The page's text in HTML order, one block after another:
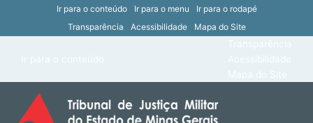
Ir para o conteúdo Ir para o menu
Ir para o rodapé
Transparência
Acessibilidade Mapa do Site